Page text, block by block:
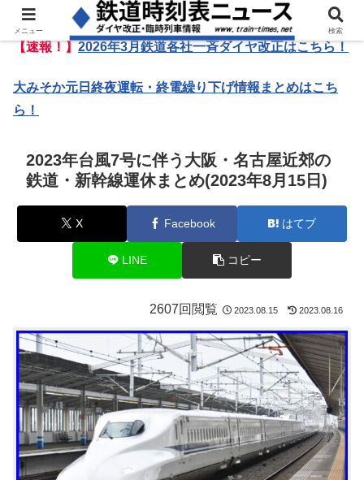
【速報！】2026年3月鉄道各社一斉ダイヤ改正はこちら！
大みそか元日終夜運転・終電繰り下げ情報まとめはこち
ら！
2023年台風7号に伴う大阪・名古屋近郊の
鉄道・新幹線運休まとめ(2023年8月15日)
X Facebook はてブ
LINE コピー
2607回閲覧 2023.08.15 2023.08.16
メニュー 検索